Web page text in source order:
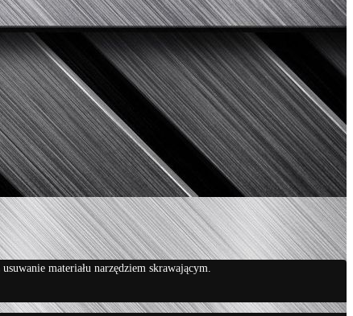
materiału narzędziem skrawającym.